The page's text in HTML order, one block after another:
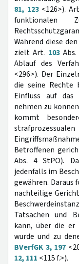
81, 123<126>).
funktionalen
Während diese
zielt Art. 103Abs.
Ablauf des
<296>). Der
die seine Rechte
Einfluss auf das
nehmen zu
kommt
Betroffenen
Abs. 4 StPO).
jedenfalls im
gewähren. Daraus
nachteilige
Tatsachen und
kann, über die er
wurde und zu
BVerfGK 3, 197
12, 111 <115 f.>).